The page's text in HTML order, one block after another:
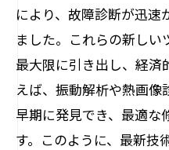
により、故障診断が迅速
ました。これらの新しい
最大限に引き出し、経済
えば、振動解析や熱画像
早期に発見でき、最適な
す。このように、最新技